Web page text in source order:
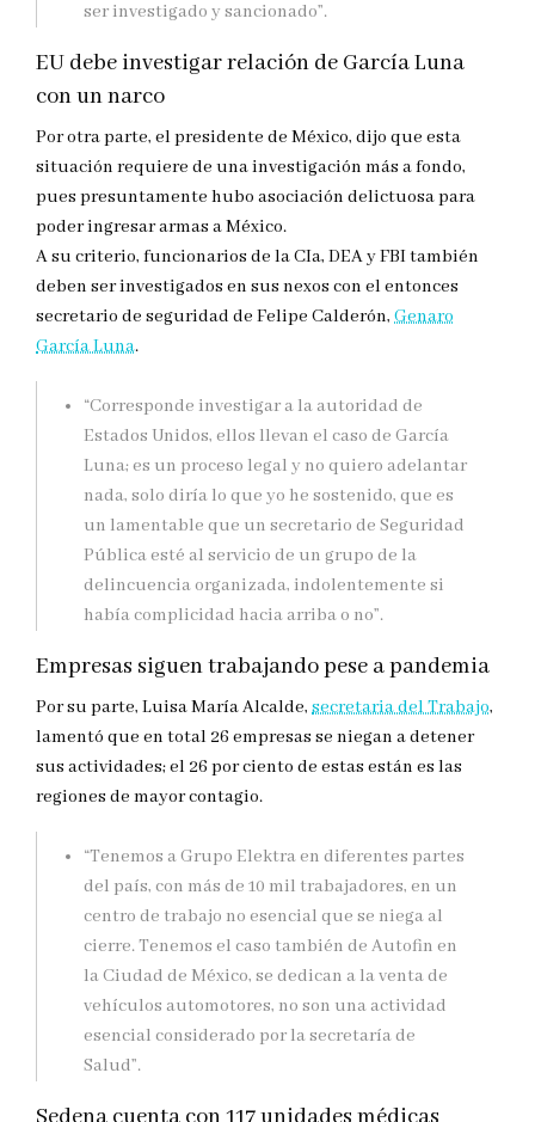
ser investigado y sancionado”.
EU debe investigar relación de García Luna
con un narco
Por otra parte, el presidente de México, dijo que esta
situación requiere de una investigación más a fondo,
pues presuntamente hubo asociación delictuosa para
poder ingresar armas a México.
A su criterio, funcionarios de la CIa, DEA y FBI también
deben ser investigados en sus nexos con el entonces
secretario de seguridad de Felipe Calderón, Genaro
García Luna.
“Corresponde investigar a la autoridad de
Estados Unidos, ellos llevan el caso de García
Luna; es un proceso legal y no quiero adelantar
nada, solo diría lo que yo he sostenido, que es
un lamentable que un secretario de Seguridad
Pública esté al servicio de un grupo de la
delincuencia organizada, indolentemente si
había complicidad hacia arriba o no”.
Empresas siguen trabajando pese a pandemia
Por su parte, Luisa María Alcalde, secretaria del Trabajo,
lamentó que en total 26 empresas se niegan a detener
sus actividades; el 26 por ciento de estas están es las
regiones de mayor contagio.
“Tenemos a Grupo Elektra en diferentes partes
del país, con más de 10 mil trabajadores, en un
centro de trabajo no esencial que se niega al
cierre. Tenemos el caso también de Autofin en
la Ciudad de México, se dedican a la venta de
vehículos automotores, no son una actividad
esencial considerado por la secretaría de
Salud”.